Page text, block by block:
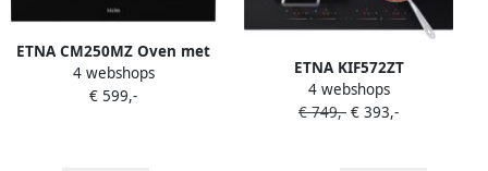
ETNA CM250MZ Oven met
magnetronfunctie Nis 45
cm Matzwart Combi
4 webshops
€ 599,-
ETNA KIF572ZT
Inductiekookplaat 70 cm 4
zones 4 koppelbare zones
4 webshops
€ 749,- € 393,-